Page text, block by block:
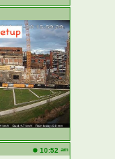
10:52 am